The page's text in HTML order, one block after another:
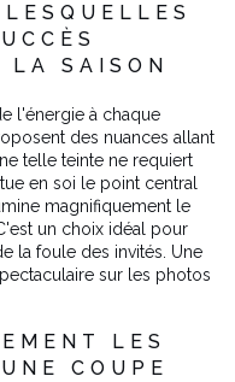
LA SAISON
l'énergie à chaque
des nuances allant
telle teinte ne requiert
en soi le point central
magnifiquement le
un choix idéal pour
la foule des invités. Une
sur les photos
LES
COUPE